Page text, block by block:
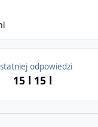
odpowiedzi
15 l 15 l